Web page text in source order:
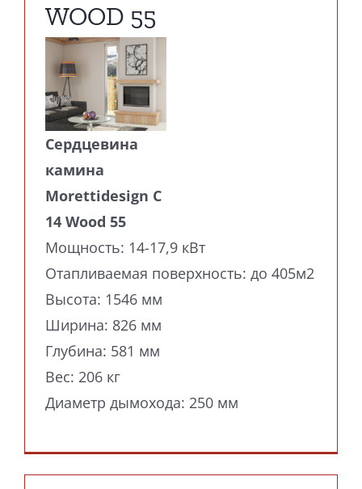
WOOD 55
Сердцевина
камина
Morettidesign C
14 Wood 55
Мощность: 14-17,9 кВт
Отапливаемая поверхность: до 405м2
Высота: 1546 мм
Ширина: 826 мм
Глубина: 581 мм
Вес: 206 кг
Диаметр дымохода: 250 мм